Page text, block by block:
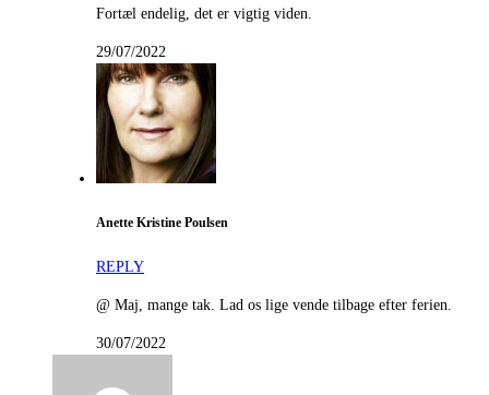
Fortæl endelig, det er vigtig viden.
29/07/2022
Anette Kristine Poulsen
REPLY
@ Maj, mange tak. Lad os lige vende tilbage efter ferien.
30/07/2022